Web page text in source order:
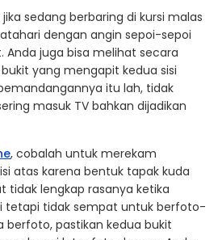
sedang berbaring di kursi malas
dengan angin sepoi-sepoi
Anda juga bisa melihat secara
yang mengapit kedua sisi
itu lah, tidak
masuk TV bahkan dijadikan
, cobalah untuk merekam
atas karena bentuk tapak kuda
tidak lengkap rasanya ketika
tetapi tidak sempat untuk berfoto-
berfoto, pastikan kedua bukit